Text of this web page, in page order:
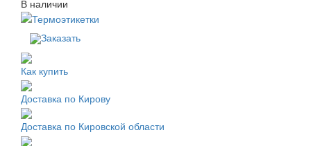
В наличии
Заказать
Как купить
Доставка по Кирову
Доставка по Кировской области